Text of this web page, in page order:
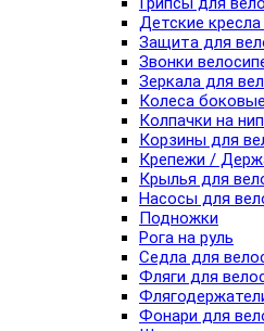
Детские
Защита для
Звонки
Зеркала для
Колеса боковые
Колпачки на
Корзины для
Крепежи /
Крылья для
Насосы для
Подножки
Рога на руль
Седла для
Фляги для
Фонари для